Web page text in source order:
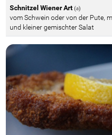
Schnitzel Wiener Art a
vom Schwein oder von der Pute,
und kleiner gemischter Salat